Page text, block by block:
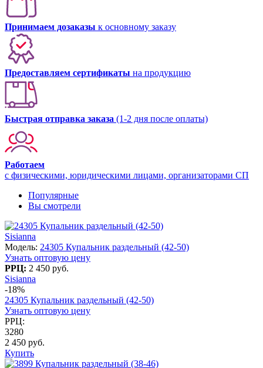
Принимаем дозаказы к основному заказу
Предоставляем сертификаты на продукцию
Быстрая отправка заказа (1-2 дня после оплаты)
Работаем
с физическими, юридическими лицами, организаторами СП
Популярные
Вы смотрели
Sisianna
Модель: 24305 Купальник раздельный (42-50)
Узнать оптовую цену
РРЦ: 2 450 руб.
Sisianna
-18%
24305 Купальник раздельный (42-50)
Узнать оптовую цену
РРЦ:
3280
2 450 руб.
Купить